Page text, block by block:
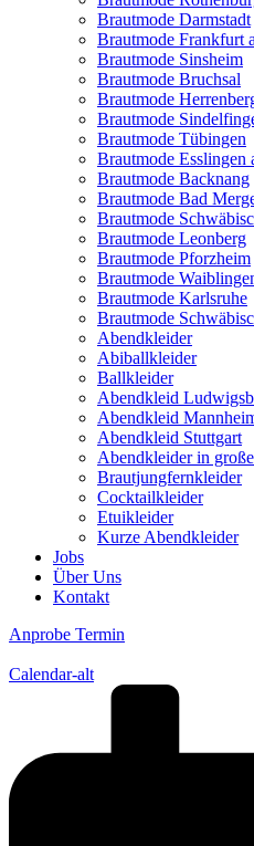
Brautmode Darmstadt
Brautmode Frankfurt
Brautmode Sinsheim
Brautmode Bruchsal
Brautmode
Brautmode
Brautmode Tübingen
Brautmode Esslingen
Brautmode Backnang
Brautmode Bad
Brautmode
Brautmode Leonberg
Brautmode Pforzheim
Brautmode
Brautmode Karlsruhe
Brautmode
Abendkleider
Abiballkleider
Ballkleider
Abendkleid
Abendkleid
Abendkleid Stuttgart
Abendkleider in
Brautjungfernkleider
Cocktailkleider
Etuikleider
Kurze Abendkleider
Jobs
Über Uns
Kontakt
Anprobe Termin
Calendar-alt